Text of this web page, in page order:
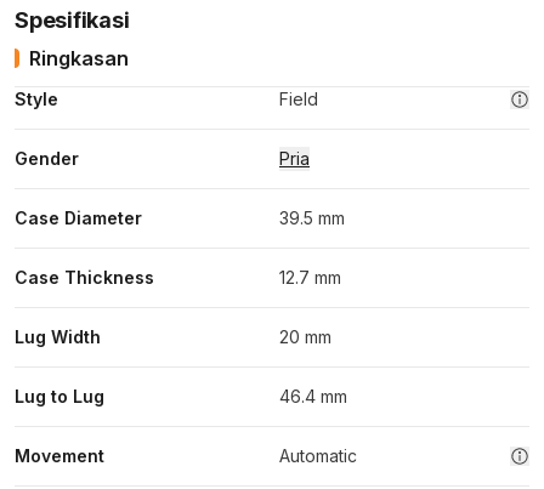
Spesifikasi
Ringkasan
Style Field
Gender Pria
Case Diameter 39.5 mm
Case Thickness 12.7 mm
Lug Width 20 mm
Lug to Lug 46.4 mm
Movement Automatic